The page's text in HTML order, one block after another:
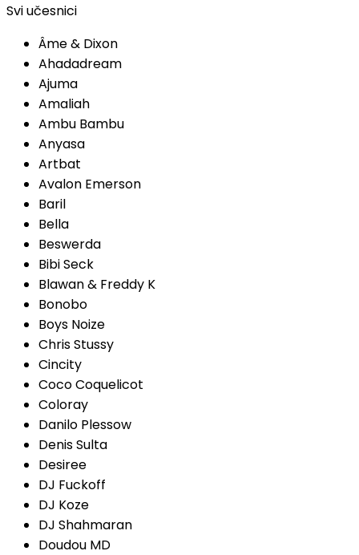
Svi učesnici
Âme & Dixon
Ahadadream
Ajuma
Amaliah
Ambu Bambu
Anyasa
Artbat
Avalon Emerson
Baril
Bella
Beswerda
Bibi Seck
Blawan & Freddy K
Bonobo
Boys Noize
Chris Stussy
Cincity
Coco Coquelicot
Coloray
Danilo Plessow
Denis Sulta
Desiree
DJ Fuckoff
DJ Koze
DJ Shahmaran
Doudou MD